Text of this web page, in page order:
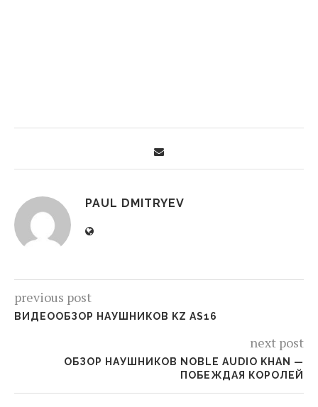
PAUL DMITRYEV
previous post
ВИДЕООБЗОР НАУШНИКОВ KZ AS16
next post
ОБЗОР НАУШНИКОВ NOBLE AUDIO KHAN —
ПОБЕЖДАЯ КОРОЛЕЙ